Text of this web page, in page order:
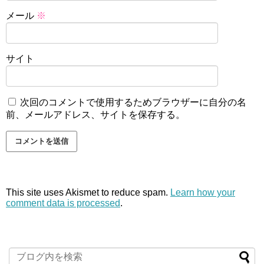
メール ※
サイト
次回のコメントで使用するためブラウザーに自分の名
前、メールアドレス、サイトを保存する。
This site uses Akismet to reduce spam. Learn how your
comment data is processed.